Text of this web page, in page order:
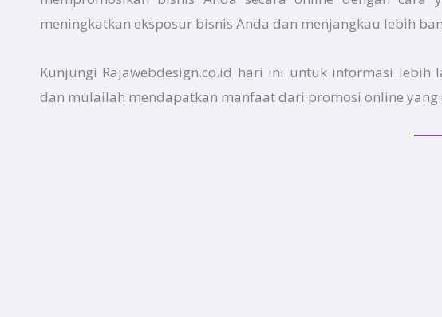
meningkatkan eksposur bisnis Anda dan menjangkau lebih
Kunjungi Rajawebdesign.co.id hari ini untuk informasi lebih
dan mulailah mendapatkan manfaat dari promosi online